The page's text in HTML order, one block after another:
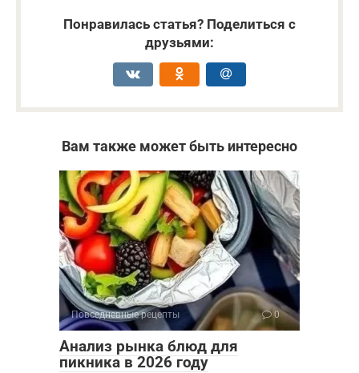
Понравилась статья? Поделиться с
друзьями:
Вам также может быть интересно
Повседневные рецепты 0
Анализ рынка блюд для
пикника в 2026 году